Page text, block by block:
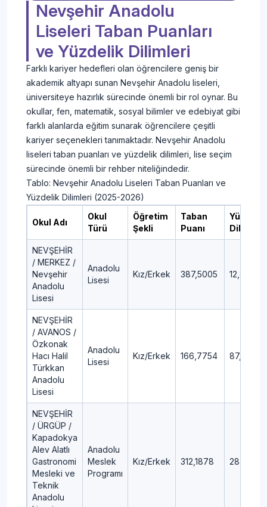
Nevşehir Anadolu
Liseleri Taban Puanları
ve Yüzdelik Dilimleri
Farklı kariyer hedefleri olan öğrencilere geniş bir
akademik altyapı sunan Nevşehir Anadolu liseleri,
üniversiteye hazırlık sürecinde önemli bir rol oynar. Bu
okullar, fen, matematik, sosyal bilimler ve edebiyat gibi
farklı alanlarda eğitim sunarak öğrencilere çeşitli
kariyer seçenekleri tanımaktadır. Nevşehir Anadolu
liseleri taban puanları ve yüzdelik dilimleri, lise seçim
sürecinde önemli bir rehber niteliğindedir.
Tablo: Nevşehir Anadolu Liseleri Taban Puanları ve
Yüzdelik Dilimleri (2025-2026)
Okul Adı
Okul
Türü
Öğretim
Şekli
Taban
Puanı
Yüzdelik
Dilim
NEVŞEHİR
/ MERKEZ /
Nevşehir
Anadolu
Lisesi
Anadolu
Lisesi
Kız/Erkek 387,5005 12,84
NEVŞEHİR
/ AVANOS /
Özkonak
Hacı Halil
Türkkan
Anadolu
Lisesi
Anadolu
Lisesi
Kız/Erkek 166,7754 87,94
NEVŞEHİR
/ ÜRGÜP /
Kapadokya
Alev Alatlı
Gastronomi
Mesleki ve
Teknik
Anadolu
Anadolu
Meslek
Programı
Kız/Erkek 312,1878 28,41